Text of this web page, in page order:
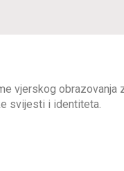
vjerskog obrazovanja
svijesti i identiteta.